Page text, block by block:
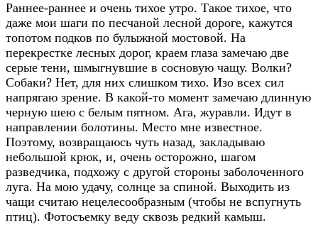
Раннее-раннее и очень тихое утро. Такое тихое, что
даже мои шаги по песчаной лесной дороге, кажутся
топотом подков по булыжной мостовой. На
перекрестке лесных дорог, краем глаза замечаю две
серые тени, шмыгнувшие в сосновую чащу. Волки?
Собаки? Нет, для них слишком тихо. Изо всех сил
напрягаю зрение. В какой-то момент замечаю длинную
черную шею с белым пятном. Ага, журавли. Идут в
направлении болотины. Место мне известное.
Поэтому, возвращаюсь чуть назад, закладываю
небольшой крюк, и, очень осторожно, шагом
разведчика, подхожу с другой стороны заболоченного
луга. На мою удачу, солнце за спиной. Выходить из
чащи считаю нецелесообразным (чтобы не вспугнуть
птиц). Фотосъемку веду сквозь редкий камыш.